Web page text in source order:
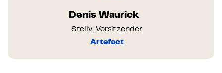
Denis Waurick
Stellv. Vorsitzender
Artefact